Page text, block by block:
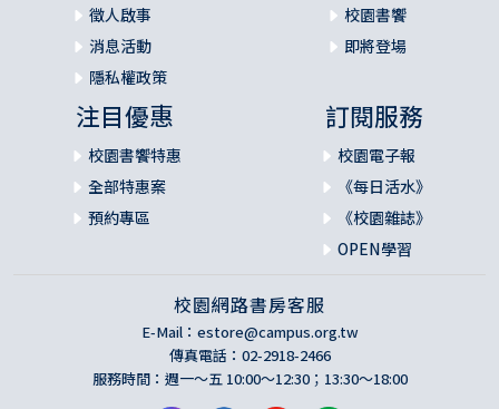
徵人啟事
消息活動
隱私權政策
校園書饗
即將登場
注目優惠
校園書饗特惠
全部特惠案
預約專區
訂閱服務
校園電子報
《每日活水》
《校園雜誌》
OPEN學習
校園網路書房客服
E-Mail： estore@campus.org.tw
傳真電話：02-2918-2466
服務時間：週一～五 10:00～12:30；13:30～18:00